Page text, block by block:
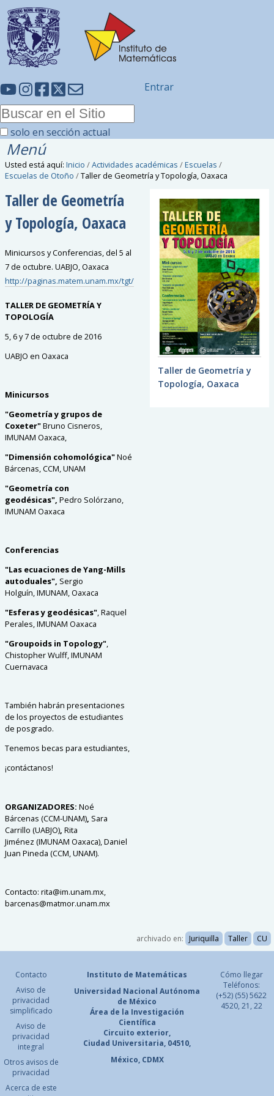
solo en sección actual
Entrar
Menú
Usted está aquí: Inicio /Actividades académicas /Escuelas /
Escuelas de Otoño /Taller de Geometría y Topología, Oaxaca
Taller de Geometría
y Topología, Oaxaca
Minicursos y Conferencias, del 5 al
7 de octubre. UABJO, Oaxaca
http://paginas.matem.unam.mx/tgt/
TALLER DE GEOMETRÍA Y
TOPOLOGÍA
5, 6 y 7 de octubre de 2016
UABJO en Oaxaca
Minicursos
"Geometría y grupos de
Coxeter"Bruno Cisneros,
IMUNAM Oaxaca,
"Dimensión cohomológica"Noé
Bárcenas, CCM, UNAM
"Geometría con
geodésicas",Pedro Solórzano,
IMUNAM Oaxaca
Conferencias
"Las ecuaciones de Yang-Mills
autoduales", Sergio
Holguín, IMUNAM, Oaxaca
"Esferas y geodésicas", Raquel
Perales, IMUNAM Oaxaca
"Groupoids in Topology",
Chistopher Wulff, IMUNAM
Cuernavaca
También habrán presentaciones
de los proyectos de estudiantes
de posgrado.
Tenemos becas para estudiantes,
¡contáctanos!
ORGANIZADORES: Noé
Bárcenas (CCM-UNAM) Sara
Carrillo (UABJO) ,Rita
Jiménez (IMUNAM Oaxaca), Daniel
Juan Pineda (CCM, UNAM).
Contacto: rita@im.unam.mx,
barcenas@matmor.unam.mx
Taller de Geometría y
Topología, Oaxaca
archivado en: Juriquilla Taller CU
Contacto
Aviso de
privacidad
simplificado
Aviso de
privacidad
integral
Otros avisos de
privacidad
Acerca de este
Instituto de Matemáticas
Universidad Nacional Autónoma
de México
Área de la Investigación
Científica
Circuito exterior,
Ciudad Universitaria, 04510,
México, CDMX
Cómo llegar
Teléfonos:
(+52) (55) 5622
4520, 21, 22